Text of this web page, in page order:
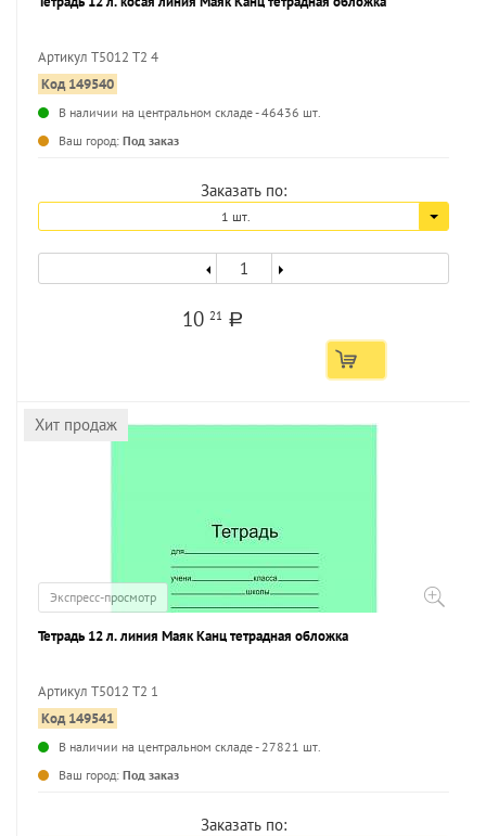
Артикул Т5012 Т2 4
Код 149540
В наличии на центральном складе - 46436 шт.
Ваш город: Под заказ
Заказать по:
1 шт.
1021 a
Хит продаж
Экспресс-просмотр
Тетрадь 12 л. линия Маяк Канц тетрадная обложка
Артикул Т5012 Т2 1
Код 149541
В наличии на центральном складе - 27821 шт.
Ваш город: Под заказ
Заказать по: